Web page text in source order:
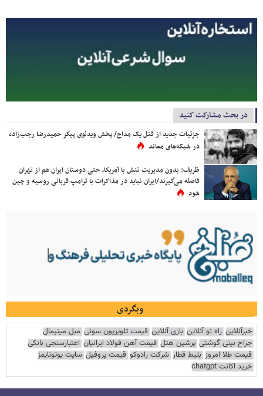
در بحث مشارکت کنید
جزئیات جدید از قتل یک مداح/ پخش ویدئوی پیکر حمیدرضا رجب‌زاده
در شبکه‌های معاند
ظریف: بدون مدیریت تنش با آمریکا، حتی دوستان ایران هم از تهران
فاصله می‌گیرند/ایران نباید در مذاکرات با ترامپ قربانی روسیه و چین
شود
وبگردی
خبرآنلاین راه نو آنلاین بازی آنلاین قیمت تلویزیون سونی مبل مینیمال
جراح بینی گوشتی پرشین هتل قیمت آهن فولاد ایرانیان اعتبارسنجی بانکی
قیمت طلا امروز بلیط قطار شرکت رادوکو قیمت پروفیل سایت یوتوتایمز
خرید اکانت chatgpt